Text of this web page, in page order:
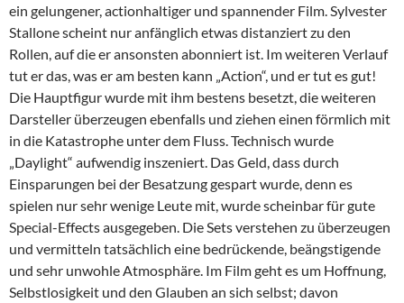
ein gelungener, actionhaltiger und spannender Film. Sylvester
Stallone scheint nur anfänglich etwas distanziert zu den
Rollen, auf die er ansonsten abonniert ist. Im weiteren Verlauf
tut er das, was er am besten kann „Action“, und er tut es gut!
Die Hauptfigur wurde mit ihm bestens besetzt, die weiteren
Darsteller überzeugen ebenfalls und ziehen einen förmlich mit
in die Katastrophe unter dem Fluss. Technisch wurde
„Daylight“ aufwendig inszeniert. Das Geld, dass durch
Einsparungen bei der Besatzung gespart wurde, denn es
spielen nur sehr wenige Leute mit, wurde scheinbar für gute
Special-Effects ausgegeben. Die Sets verstehen zu überzeugen
und vermitteln tatsächlich eine bedrückende, beängstigende
und sehr unwohle Atmosphäre. Im Film geht es um Hoffnung,
Selbstlosigkeit und den Glauben an sich selbst; davon